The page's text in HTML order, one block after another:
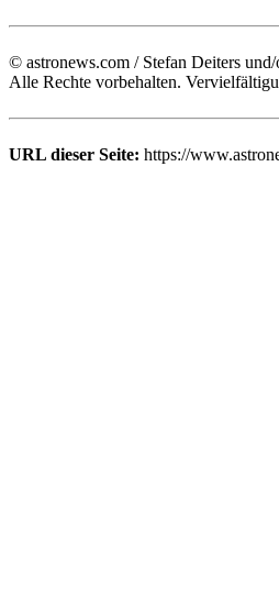
© astronews.com / Stefan Deiters
Alle Rechte vorbehalten.
URL dieser Seite: https://